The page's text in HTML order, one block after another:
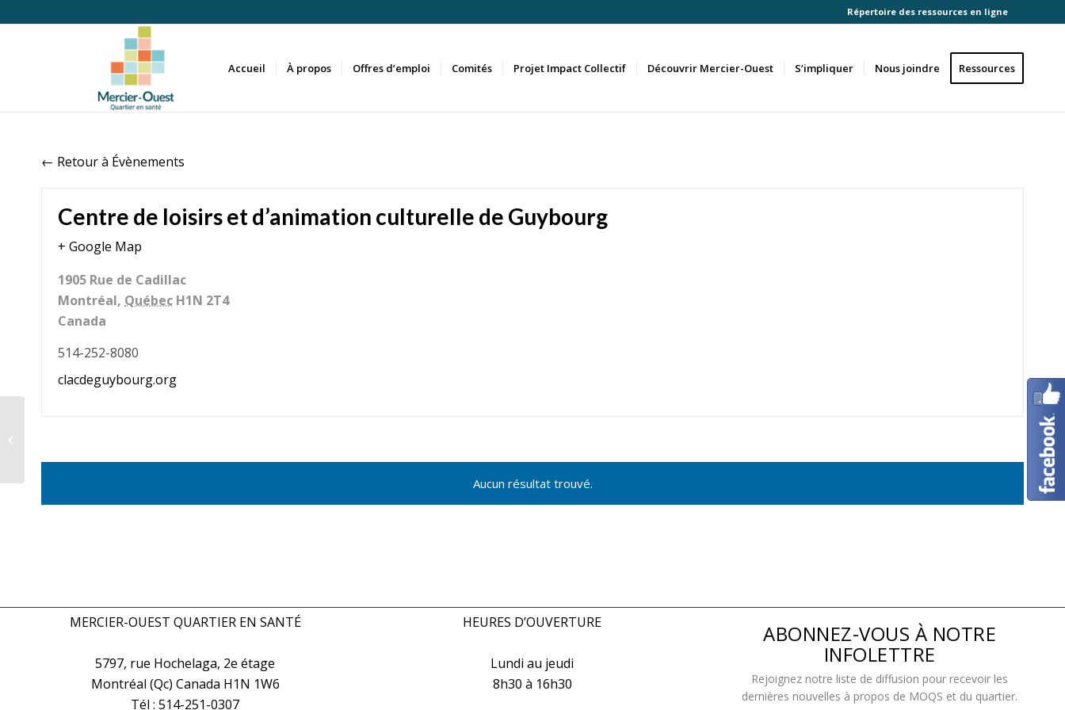
Répertoire des ressources en ligne
Accueil À propos Offres d’emploi Comités Projet Impact Collectif Découvrir Mercier-Ouest S’impliquer Nous joindre Ressources
← Retour à Évènements
Centre de loisirs et d’animation culturelle de Guybourg
+ Google Map
1905 Rue de Cadillac
Montréal, Québec H1N 2T4
Canada
514-252-8080
clacdeguybourg.org
Aucun résultat trouvé.
Évènements
Évènements
MERCIER-OUEST QUARTIER EN SANTÉ
5797, rue Hochelaga, 2e étage
Montréal (Qc) Canada H1N 1W6
Tél : 514-251-0307
HEURES D’OUVERTURE
Lundi au jeudi
8h30 à 16h30
ABONNEZ-VOUS À NOTRE
INFOLETTRE
Rejoignez notre liste de diffusion pour recevoir les
dernières nouvelles à propos de MOQS et du quartier.